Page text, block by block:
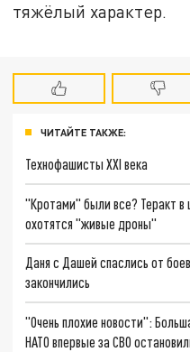
тяжёлый характер.
ЧИТАЙТЕ ТАКЖЕ:
Технофашисты XXI века
"Кротами" были все? Теракт в
охотятся "живые дроны"
Даня с Дашей спаслись от
закончились
"Очень плохие новости":
НАТО впервые за СВО